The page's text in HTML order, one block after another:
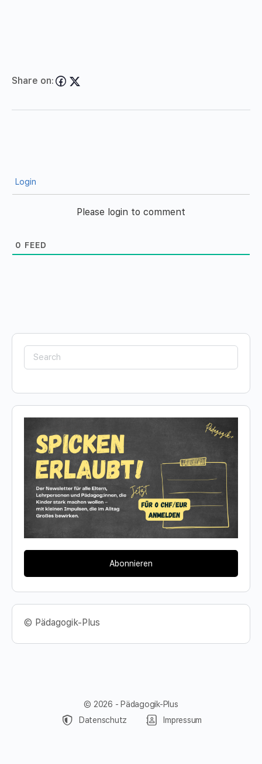
Share on:
Login
Please login to comment
0 FEED
Search
for:
Abonnieren
© Pädagogik-Plus
© 2026 - Pädagogik-Plus
Datenschutz
Impressum